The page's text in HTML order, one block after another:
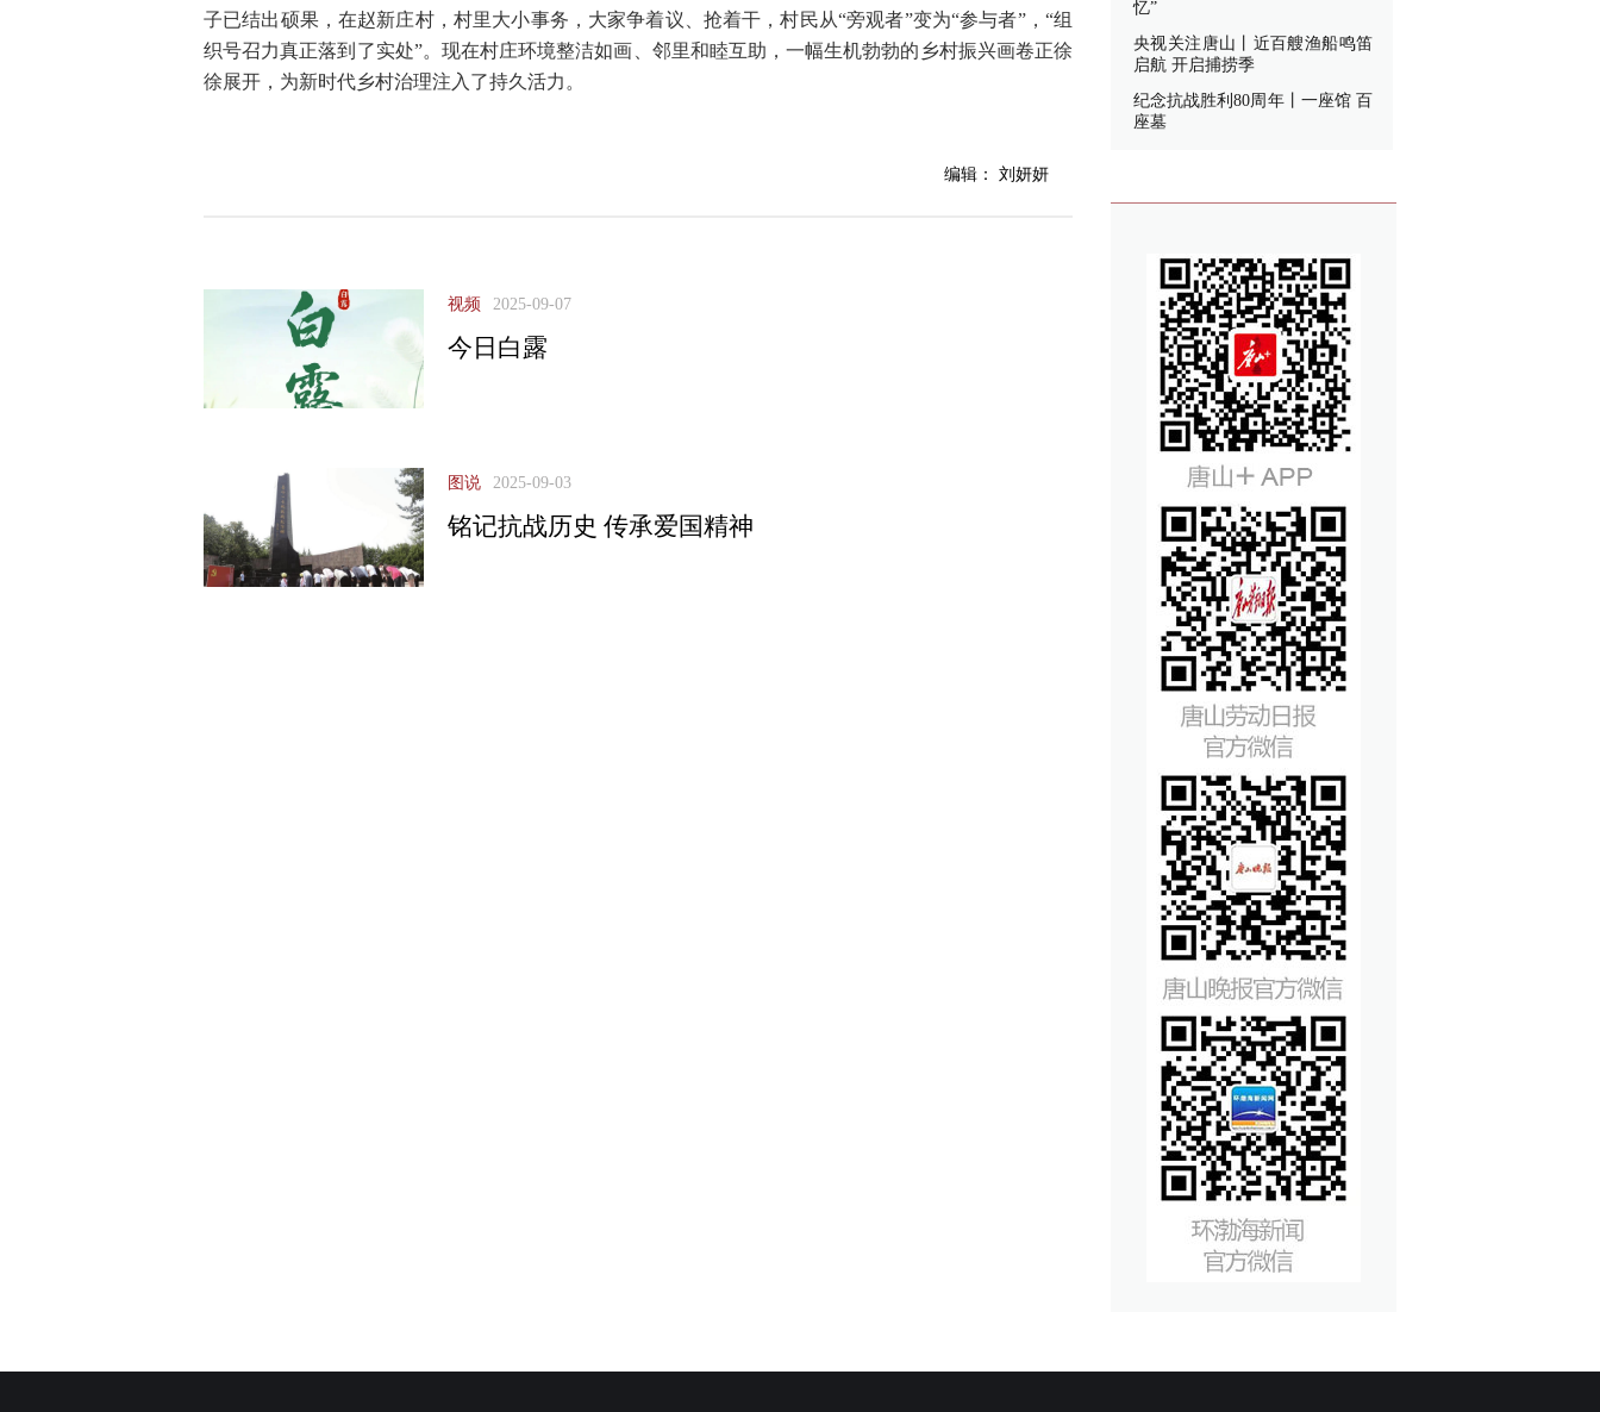
子已结出硕果，在赵新庄村，村里大小事务，大家争着议、抢着干，村民从“旁观者”变为“参与者”，“组
织号召力真正落到了实处”。现在村庄环境整洁如画、邻里和睦互助，一幅生机勃勃的乡村振兴画卷正徐
徐展开，为新时代乡村治理注入了持久活力。
编辑： 刘妍妍
视频 2025-09-07
今日白露
图说 2025-09-03
铭记抗战历史 传承爱国精神
忆”
央视关注唐山丨近百艘渔船鸣笛
启航 开启捕捞季
纪念抗战胜利80周年丨一座馆 百
座墓